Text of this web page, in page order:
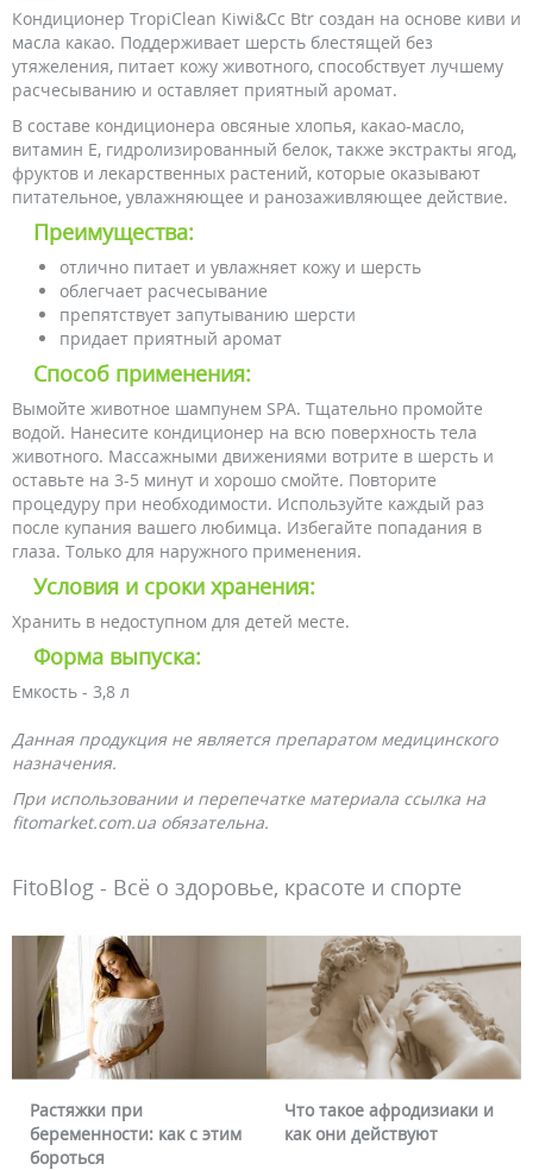
Кондиционер TropiClean Kiwi&Cc Btr создан на основе киви и
масла какао. Поддерживает шерсть блестящей без
утяжеления, питает кожу животного, способствует лучшему
расчесыванию и оставляет приятный аромат.
В составе кондиционера овсяные хлопья, какао-масло,
витамин Е, гидролизированный белок, также экстракты ягод,
фруктов и лекарственных растений, которые оказывают
питательное, увлажняющее и ранозаживляющее действие.
Преимущества:
отлично питает и увлажняет кожу и шерсть
облегчает расчесывание
препятствует запутыванию шерсти
придает приятный аромат
Способ применения:
Вымойте животное шампунем SPA. Тщательно промойте
водой. Нанесите кондиционер на всю поверхность тела
животного. Массажными движениями вотрите в шерсть и
оставьте на 3-5 минут и хорошо смойте. Повторите
процедуру при необходимости. Используйте каждый раз
после купания вашего любимца. Избегайте попадания в
глаза. Только для наружного применения.
Условия и сроки хранения:
Хранить в недоступном для детей месте.
Форма выпуска:
Емкость - 3,8 л
Данная продукция не является препаратом медицинского
назначения.
При использовании и перепечатке материала ссылка на
fitomarket.com.ua обязательна.
FitoBlog - Всё о здоровье, красоте и спорте
Растяжки при
беременности: как с этим
бороться
Что такое афродизиаки и
как они действуют